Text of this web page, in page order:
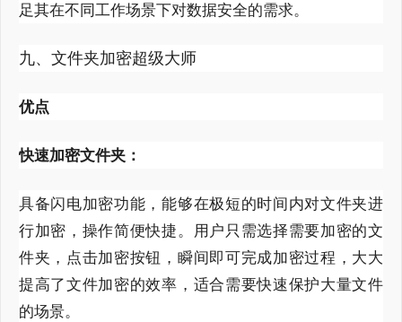
足其在不同工作场景下对数据安全的需求。
九、文件夹加密超级大师
优点
快速加密文件夹：
具备闪电加密功能，能够在极短的时间内对文件夹进
行加密，操作简便快捷。用户只需选择需要加密的文
件夹，点击加密按钮，瞬间即可完成加密过程，大大
提高了文件加密的效率，适合需要快速保护大量文件
的场景。